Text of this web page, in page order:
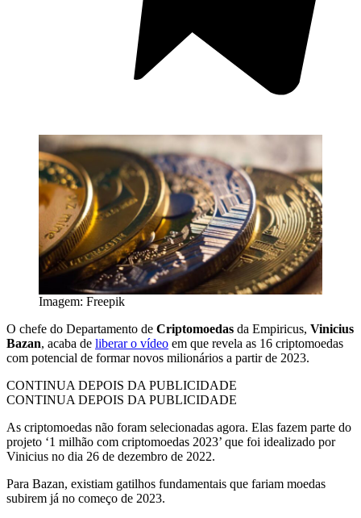
Imagem: Freepik
O chefe do Departamento de Criptomoedas da Empiricus, Vinicius
Bazan, acaba de liberar o vídeo em que revela as 16 criptomoedas
com potencial de formar novos milionários a partir de 2023.
CONTINUA DEPOIS DA PUBLICIDADE
CONTINUA DEPOIS DA PUBLICIDADE
As criptomoedas não foram selecionadas agora. Elas fazem parte do
projeto ‘1 milhão com criptomoedas 2023’ que foi idealizado por
Vinicius no dia 26 de dezembro de 2022.
Para Bazan, existiam gatilhos fundamentais que fariam moedas
subirem já no começo de 2023.